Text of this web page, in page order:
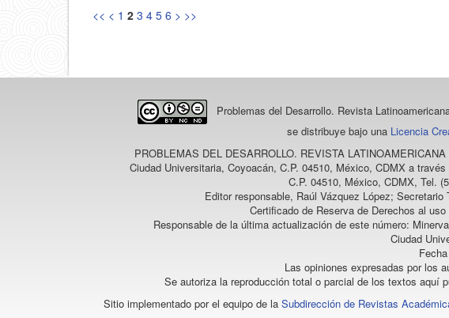
<< < 1 2 3 4 5 6 > >>
Problemas del Desarrollo. Revista
se distribuye bajo una Licencia
PROBLEMAS DEL DESARROLLO. REVISTA
Ciudad Universitaria, Coyoacán, C.P. 04510, México, CDMX a
C.P. 04510, México, CDMX, Tel.
Editor responsable, Raúl Vázquez López;
Certificado de Reserva de Derechos al
Responsable de la última actualización de este número:
Ciudad
Las opiniones expresadas por los
Se autoriza la reproducción total o parcial de los textos aquí
Sitio implementado por el equipo de la Subdirección de Revistas